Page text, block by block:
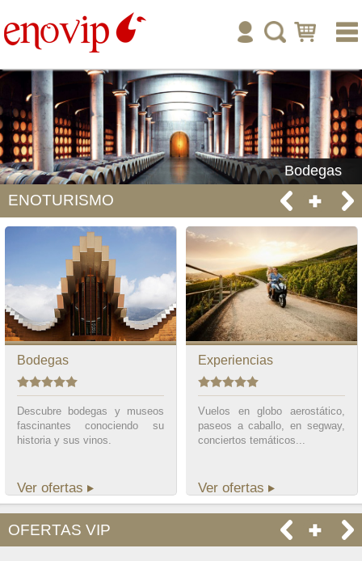
inicio
enoturismo
tienda online
publicar
ayuda
tu cuenta
Bodegas
ENOTURISMO
Bodegas
Descubre bodegas y museos
fascinantes conociendo su
historia y sus vinos.
Ver ofertas
Experiencias
Vuelos en globo aerostático,
paseos a caballo, en segway,
conciertos temáticos...
Ver ofertas
OFERTAS VIP